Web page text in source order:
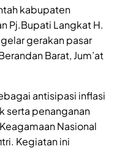
kabupaten
Pj.Bupati Langkat H.
gerakan pasar
Barat, Jum’at
antisipasi inflasi
serta penanganan
Nasional
Kegiatan ini